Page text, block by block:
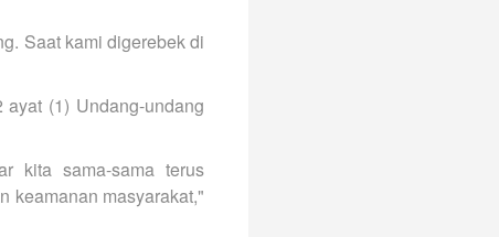
Saat kami digerebek di
(1) Undang-undang
kita sama-sama terus
keamanan masyarakat,"